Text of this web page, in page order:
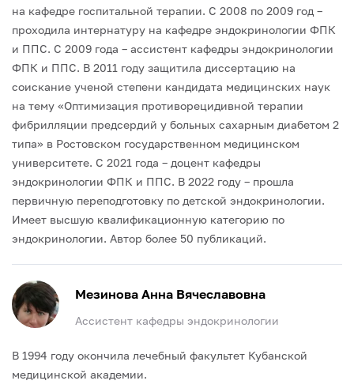
на кафедре госпитальной терапии. С 2008 по 2009 год –
проходила интернатуру на кафедре эндокринологии ФПК
и ППС. С 2009 года – ассистент кафедры эндокринологии
ФПК и ППС. В 2011 году защитила диссертацию на
соискание ученой степени кандидата медицинских наук
на тему «Оптимизация противорецидивной терапии
фибрилляции предсердий у больных сахарным диабетом 2
типа» в Ростовском государственном медицинском
университете. С 2021 года – доцент кафедры
эндокринологии ФПК и ППС. В 2022 году – прошла
первичную переподготовку по детской эндокринологии.
Имеет высшую квалификационную категорию по
эндокринологии. Автор более 50 публикаций.
Мезинова Анна Вячеславовна
Ассистент кафедры эндокринологии
В 1994 году окончила лечебный факультет Кубанской
медицинской академии.